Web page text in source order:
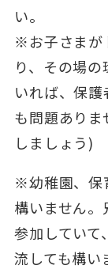
い。
※お子さまが
り、その場
いれば、保
も問題あり
しましょう)
※幼稚園、保
構いません
参加してい
流しても構